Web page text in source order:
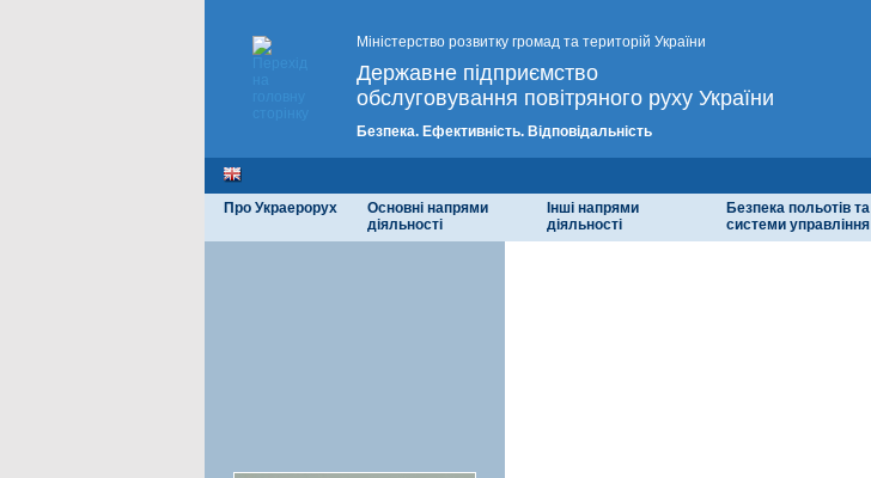
Міністерство розвитку громад та територій України
Державне підприємство
обслуговування повітряного руху України
Безпека. Ефективність. Відповідальність
Про Украерорух
Основні напрями
діяльності
Інші напрями
діяльності
Безпека польотів та
системи управління